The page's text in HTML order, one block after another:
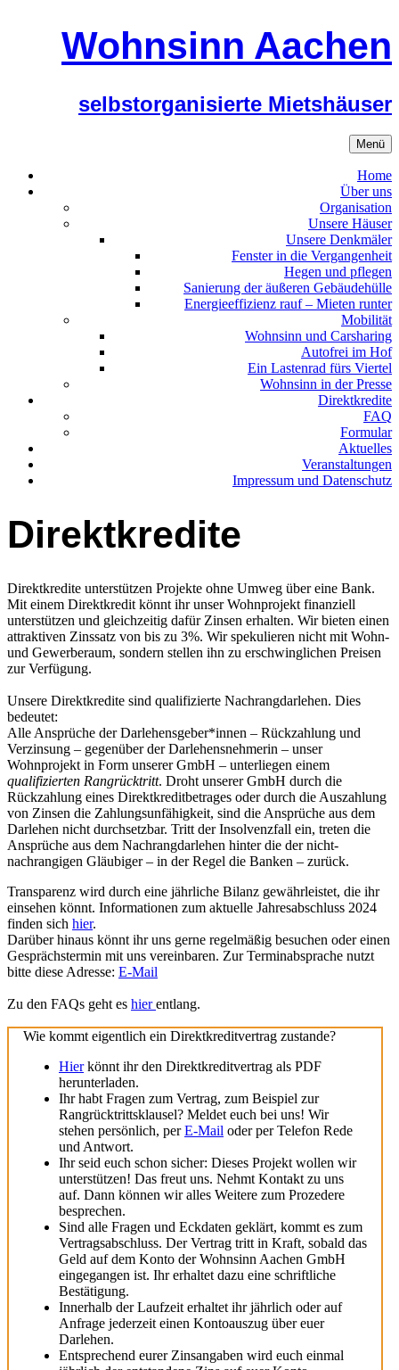
Wohnsinn Aachen
selbstorganisierte Mietshäuser
Menü
Home
Über uns
Organisation
Unsere Häuser
Unsere Denkmäler
Fenster in die Vergangenheit
Hegen und pflegen
Sanierung der äußeren Gebäudehülle
Energieeffizienz rauf – Mieten runter
Mobilität
Wohnsinn und Carsharing
Autofrei im Hof
Ein Lastenrad fürs Viertel
Wohnsinn in der Presse
Direktkredite
FAQ
Formular
Aktuelles
Veranstaltungen
Impressum und Datenschutz
Direktkredite
Direktkredite unterstützen Projekte ohne Umweg über eine Bank.
Mit einem Direktkredit könnt ihr unser Wohnprojekt finanziell
unterstützen und gleichzeitig dafür Zinsen erhalten. Wir bieten einen
attraktiven Zinssatz von bis zu 3%. Wir spekulieren nicht mit Wohn-
und Gewerberaum, sondern stellen ihn zu erschwinglichen Preisen
zur Verfügung.
Unsere Direktkredite sind qualifizierte Nachrangdarlehen. Dies
bedeutet:
Alle Ansprüche der Darlehensgeber*innen – Rückzahlung und
Verzinsung – gegenüber der Darlehensnehmerin – unser
Wohnprojekt in Form unserer GmbH – unterliegen einem
qualifizierten Rangrücktritt. Droht unserer GmbH durch die
Rückzahlung eines Direktkreditbetrages oder durch die Auszahlung
von Zinsen die Zahlungsunfähigkeit, sind die Ansprüche aus dem
Darlehen nicht durchsetzbar. Tritt der Insolvenzfall ein, treten die
Ansprüche aus dem Nachrangdarlehen hinter die der nicht-
nachrangigen Gläubiger – in der Regel die Banken – zurück.
Transparenz wird durch eine jährliche Bilanz gewährleistet, die ihr
einsehen könnt. Informationen zum aktuelle Jahresabschluss 2024
finden sich hier.
Darüber hinaus könnt ihr uns gerne regelmäßig besuchen oder einen
Gesprächstermin mit uns vereinbaren. Zur Terminabsprache nutzt
bitte diese Adresse: E-Mail
Zu den FAQs geht es hierentlang.
Wie kommt eigentlich ein Direktkreditvertrag zustande?
Hierkönnt ihr den Direktkreditvertrag als PDF
herunterladen.
Ihr habt Fragen zum Vertrag, zum Beispiel zur
Rangrücktrittsklausel? Meldet euch bei uns! Wir
stehen persönlich, perE-Mail oder per Telefon Rede
und Antwort.
Ihr seid euch schon sicher: Dieses Projekt wollen wir
unterstützen! Das freut uns. Nehmt Kontakt zu uns
auf. Dann können wir alles Weitere zum Prozedere
besprechen.
Sind alle Fragen und Eckdaten geklärt, kommt es zum
Vertragsabschluss. Der Vertrag tritt in Kraft, sobald das
Geld auf dem Konto der Wohnsinn Aachen GmbH
eingegangen ist. Ihr erhaltet dazu eine schriftliche
Bestätigung.
Innerhalb der Laufzeit erhaltet ihr jährlich oder auf
Anfrage jederzeit einen Kontoauszug über euer
Darlehen.
Entsprechend eurer Zinsangaben wird euch einmal